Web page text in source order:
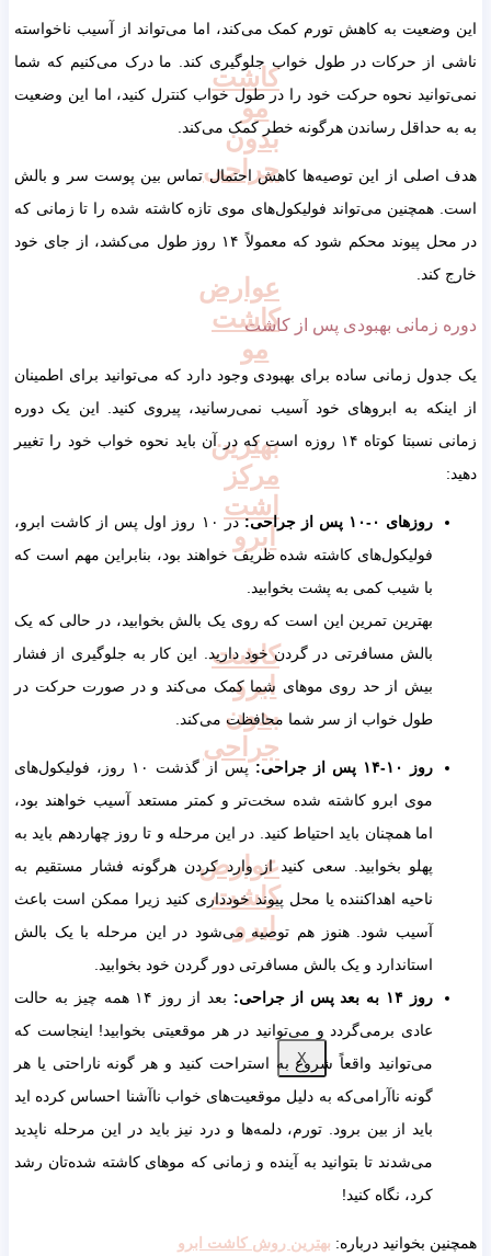
کاشت
مو
بدون
جراحی
عوارض
کاشت
بهترین
مرکز
اشت
ابرو
کاشت
ابرو
بدون
جراحی
عوارض
کاشت
ابرو
X
به کاهش تورم کمک می‌کند، اما می‌تواند از آسیب ناخواسته
از حرکات در طول خواب جلوگیری کند. ما درک می‌کنیم که شما
نحوه حرکت خود را در طول خواب کنترل کنید، اما این وضعیت
حداقل رساندن هرگونه خطر کمک می‌کند.
از این توصیه‌ها کاهش احتمال تماس بین پوست سر و بالش
می‌تواند فولیکول‌های موی تازه کاشته شده را تا زمانی که
در محل پیوند محکم شود که معمولاً ۱۴ روز طول می‌کشد، از جای خود
کند.
زمانی بهبودی پس از کاشت
زمانی ساده برای بهبودی وجود دارد که می‌توانید برای اطمینان
به ابروهای خود آسیب نمی‌رسانید، پیروی کنید. این یک دوره
زمانی نسبتا کوتاه ۱۴ روزه است که در آن باید نحوه خواب خود را تغییر
روزهای ۰-۱۰ پس از جراحی :
در ۱۰ روز اول پس از کاشت ابرو،
فولیکول‌های کاشته شده ظریف خواهند بود، بنابراین مهم است که
با شیب کمی به پشت بخوابید.
بهترین تمرین این است که روی یک بالش بخوابید، در حالی که یک
بالش مسافرتی در گردن خود دارید. این کار به جلوگیری از فشار
بیش از حد روی موهای شما کمک می‌کند و در صورت حرکت در
طول خواب از سر شما محافظت می‌کند.
روز ۱۰-۱۴ پس از جراحی :
پس از گذشت ۱۰ روز، فولیکول‌های
موی ابرو کاشته‌ شده سخت‌تر و کمتر مستعد آسیب خواهند بود،
اما همچنان باید احتیاط کنید. در این مرحله و تا روز چهاردهم باید به
پهلو بخوابید. سعی کنید از وارد کردن هرگونه فشار مستقیم به
ناحیه اهداکننده یا محل پیوند خودداری کنید زیرا ممکن است باعث
آسیب شود. هنوز هم توصیه می‌شود در این مرحله با یک بالش
استاندارد و یک بالش مسافرتی دور گردن خود بخوابید.
روز ۱۴ به بعد پس از جراحی
:
بعد از روز ۱۴ همه چیز به حالت
عادی برمی‌گردد و می‌توانید در هر موقعیتی بخوابید! اینجاست که
می‌توانید واقعاً شروع به استراحت کنید و هر گونه ناراحتی یا هر
گونه ناآرامی‌که به دلیل موقعیت‌های خواب ناآشنا احساس کرده اید
باید از بین برود. تورم، دلمه‌ها و درد نیز باید در این مرحله ناپدید
می‌‌شدند تا بتوانید به آینده و زمانی که موهای کاشته ‌شده‌تان رشد
کرد، نگاه کنید!
بخوانید درباره:بهترین روش کاشت ابرو